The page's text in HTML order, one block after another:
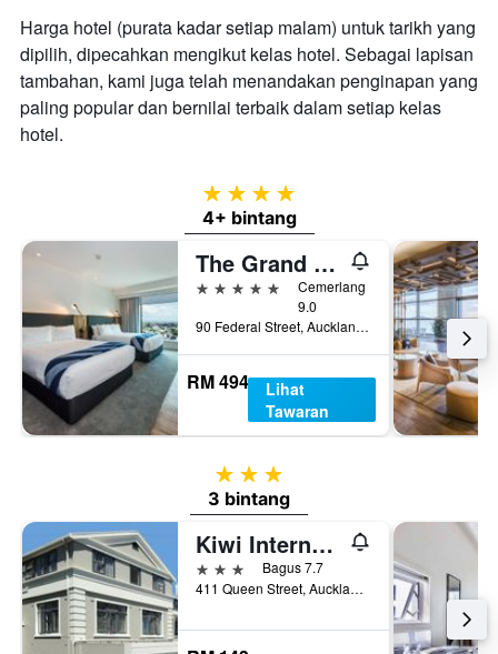
Harga hotel (purata kadar setiap malam) untuk tarikh yang
dipilih, dipecahkan mengikut kelas hotel. Sebagai lapisan
tambahan, kami juga telah menandakan penginapan yang
paling popular dan bernilai terbaik dalam setiap kelas
hotel.
4 bintang
4+ bintang
The Grand by SkyCity
5 bintang
Cemerlang
9.0
90 Federal Street, Auckland, New Zealand
RM 494
Lihat
Tawaran
3 bintang
3 bintang
Kiwi International Hotel
3 bintangBagus 7.7
411 Queen Street, Auckland, New Zealand